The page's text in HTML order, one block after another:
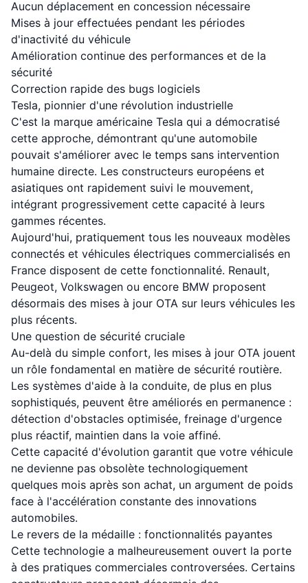
Aucun déplacement en concession nécessaire
Mises à jour effectuées pendant les périodes
d'inactivité du véhicule
Amélioration continue des performances et de la
sécurité
Correction rapide des bugs logiciels
Tesla, pionnier d'une révolution industrielle
C'est la marque américaine Tesla qui a démocratisé
cette approche, démontrant qu'une automobile
pouvait s'améliorer avec le temps sans intervention
humaine directe. Les constructeurs européens et
asiatiques ont rapidement suivi le mouvement,
intégrant progressivement cette capacité à leurs
gammes récentes.
Aujourd'hui, pratiquement tous les nouveaux modèles
connectés et véhicules électriques commercialisés en
France disposent de cette fonctionnalité. Renault,
Peugeot, Volkswagen ou encore BMW proposent
désormais des mises à jour OTA sur leurs véhicules les
plus récents.
Une question de sécurité cruciale
Au-delà du simple confort, les mises à jour OTA jouent
un rôle fondamental en matière de sécurité routière.
Les systèmes d'aide à la conduite, de plus en plus
sophistiqués, peuvent être améliorés en permanence :
détection d'obstacles optimisée, freinage d'urgence
plus réactif, maintien dans la voie affiné.
Cette capacité d'évolution garantit que votre véhicule
ne devienne pas obsolète technologiquement
quelques mois après son achat, un argument de poids
face à l'accélération constante des innovations
automobiles.
Le revers de la médaille : fonctionnalités payantes
Cette technologie a malheureusement ouvert la porte
à des pratiques commerciales controversées. Certains